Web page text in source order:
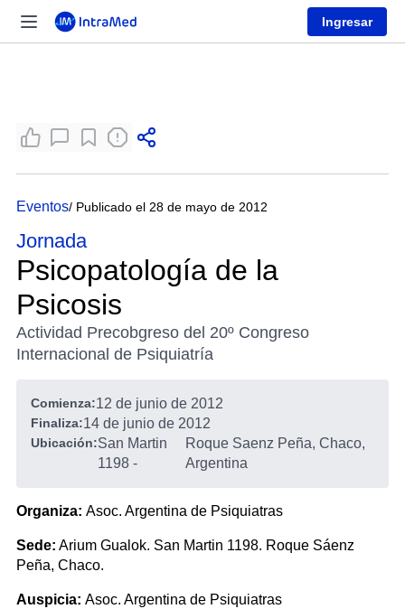
Ingresar
Eventos/ Publicado el 28 de mayo de 2012
Jornada
Psicopatología de la
Psicosis
Actividad Precobgreso del 20º Congreso
Internacional de Psiquiatría
Comienza:12 de junio de 2012
Finaliza:14 de junio de 2012
Ubicación:San Martin
1198 -
Roque Saenz Peña, Chaco,
Argentina
Organiza: Asoc. Argentina de Psiquiatras
Sede: Arium Gualok. San Martin 1198. Roque Sáenz
Peña, Chaco.
Auspicia: Asoc. Argentina de Psiquiatras